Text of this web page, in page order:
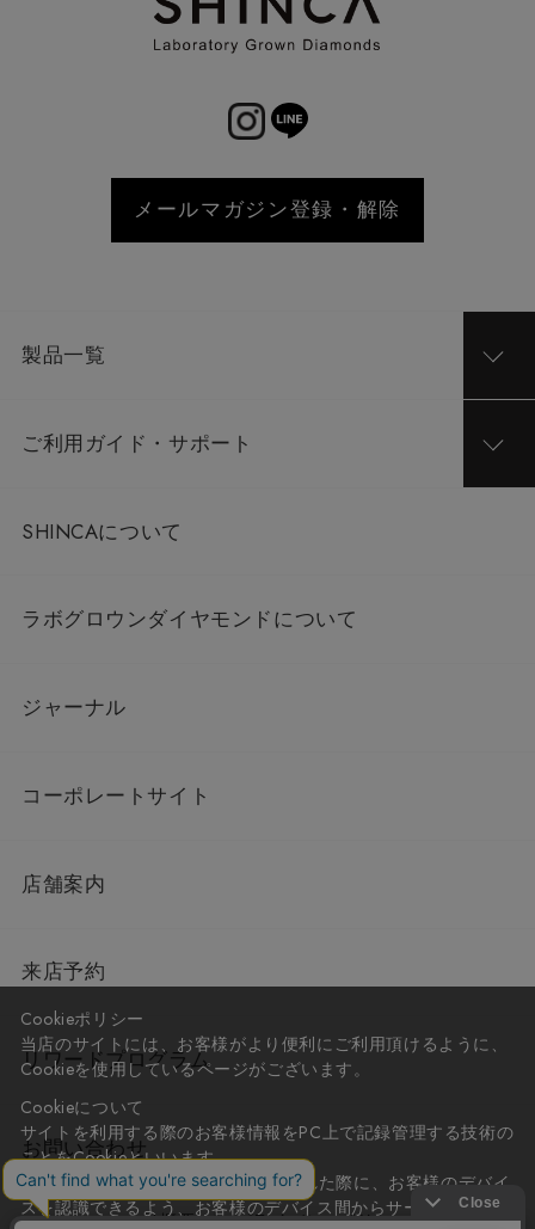
メールマガジン登録・解除
製品一覧
ご利用ガイド・サポート
SHINCAについて
ラボグロウンダイヤモンドについて
ジャーナル
コーポレートサイト
店舗案内
来店予約
リワードプログラム
お問い合わせ
会社概要 プライバシーポリシー
Cookieポリシー
当店のサイトには、お客様がより便利にご利用頂けるように、
Cookieを使用しているページがございます。
Cookieについて
サイトを利用する際のお客様情報をPC上で記録管理する技術の
ことをCookieといいます。
Cookieはお客様がサイトを再訪問された際に、お客様のデバイ
スを認識できるよう、お客様のデバイス間からサーバーへ送り